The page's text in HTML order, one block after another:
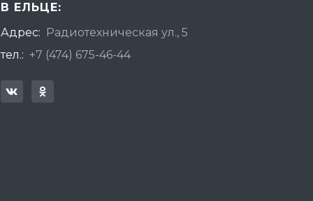
В ЕЛЬЦЕ:
Адрес:
Радиотехническая ул., 5
тел.: +7 (474) 675-46-44